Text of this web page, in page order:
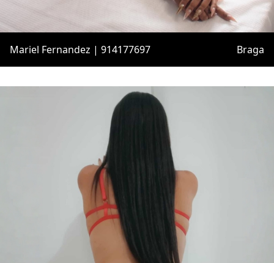
Mariel Fernandez | 914177697 Braga